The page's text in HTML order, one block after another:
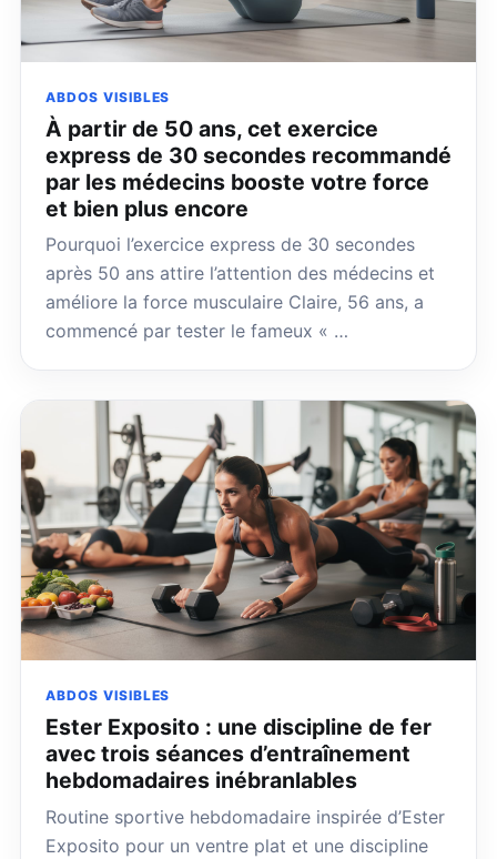
ABDOS VISIBLES
À partir de 50 ans, cet exercice
express de 30 secondes recommandé
par les médecins booste votre force
et bien plus encore
Pourquoi l’exercice express de 30 secondes
après 50 ans attire l’attention des médecins et
améliore la force musculaire Claire, 56 ans, a
commencé par tester le fameux « …
ABDOS VISIBLES
Ester Exposito : une discipline de fer
avec trois séances d’entraînement
hebdomadaires inébranlables
Routine sportive hebdomadaire inspirée d’Ester
Exposito pour un ventre plat et une discipline